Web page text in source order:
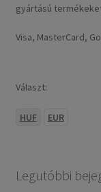
gyártású
Visa, MasterCard,
Választ:
HUF EUR
Legutóbbi